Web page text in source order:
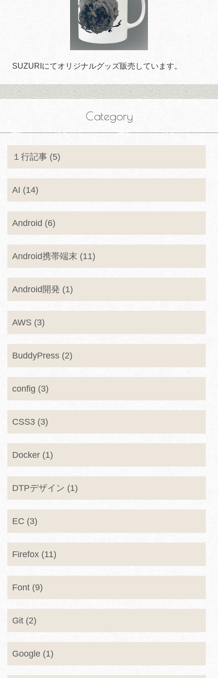
SUZURIにてオリジナルグッズ販売しています。
Category
１行記事 (5)
AI (14)
Android (6)
Android携帯端末 (11)
Android開発 (1)
AWS (3)
BuddyPress (2)
config (3)
CSS3 (3)
Docker (1)
DTPデザイン (1)
EC (3)
Firefox (11)
Font (9)
Git (2)
Google (1)